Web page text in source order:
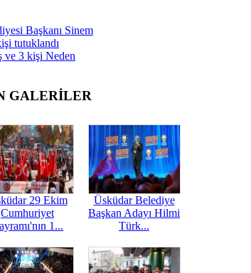
Başkanı Sinem
tutuklandı
ve 3 kişi Neden
GALERİLER
29 Ekim
Cumhuriyet
1...
Üsküdar Belediye
Başkan Adayı Hilmi
Türk...